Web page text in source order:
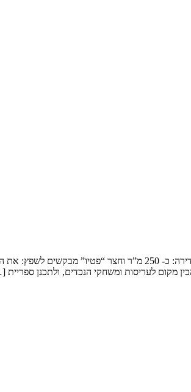
שיפוץ דופלקס בירושלים המשפחה: זוג שמארח את 4 הילדים ובני
מקום לעריסות ומשחקי הנכדים, ולתכנן ספריית